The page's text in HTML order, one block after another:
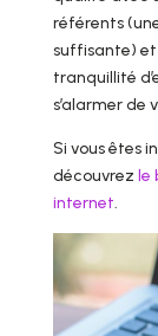
référents
suffisante) et
tranquillité
s’alarmer de
Si vous êtes
découvrez le
internet.